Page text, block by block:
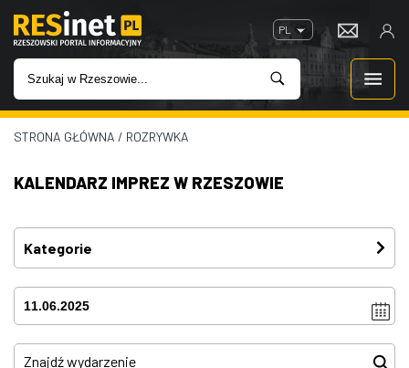
PL
WIADOMOŚCI
INWESTYCJE
IMPREZY
ROZRYWKA
W KINACH
STRONA GŁÓWNA / ROZRYWKA
KALENDARZ IMPREZ W RZESZOWIE
Kategorie
Festiwal
(3)
(4)